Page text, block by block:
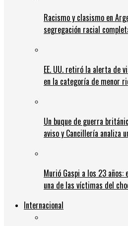
Racismo y clasismo en
segregación racial
EE. UU. retiró la alerta de
en la categoría de menor
Un buque de guerra
aviso y Cancillería analiza
Murió Gaspi a los 23
una de las víctimas del
Internacional